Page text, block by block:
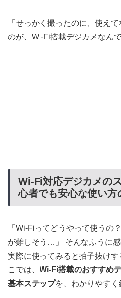
「せっかく撮ったのに、使え
のが、Wi-Fi搭載デジカメなんで
Wi-Fi対応デジカメの
心者でも安心な使い方
「Wi-Fiってどうやって使うの
が難しそう…」 そんなふうに感
実際に使ってみると拍子抜けす
こでは、 Wi-Fi搭載のおすすめ
基本ステップを、わかりやすく